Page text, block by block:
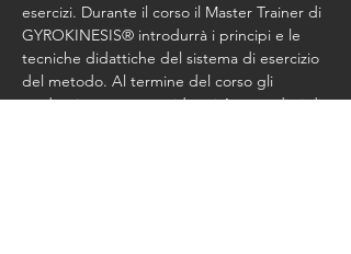
esercizi. Durante il corso il Master Trainer di
GYROKINESIS® introdurrà i principi e le
tecniche didattiche del sistema di esercizio
del metodo. Al termine del corso gli
studenti saranno considerati Apprendisti di